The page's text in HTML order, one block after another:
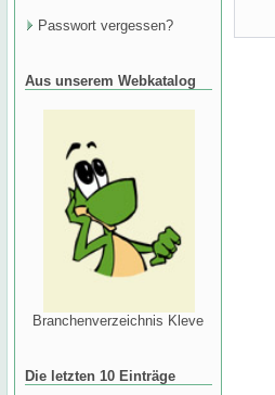
Passwort vergessen?
Aus unserem Webkatalog
Branchenverzeichnis Kleve
Die letzten 10 Einträge